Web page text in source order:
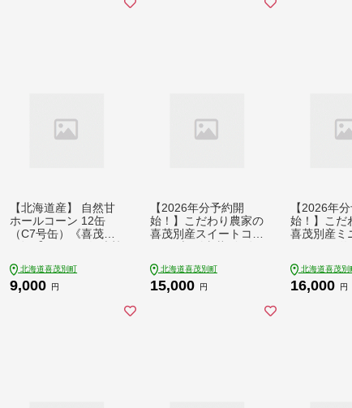
【北海道産】 自然甘
ホールコーン 12缶
（C7号缶）《喜茂別
とうもろこし トウモ
ロコシ 北海道 常温 常
北海道喜茂別町
9,000 円
【2026年分予約開
始！】こだわり農家の
喜茂別産スイートコー
ス】 スイートコーン
コーン トウモロコシ
北海道喜茂別町
15,000 円
【2026年
始！】こだ
喜茂別産ミ
園/スプレス
とまと ミニ
北海道喜茂別
16,000 円